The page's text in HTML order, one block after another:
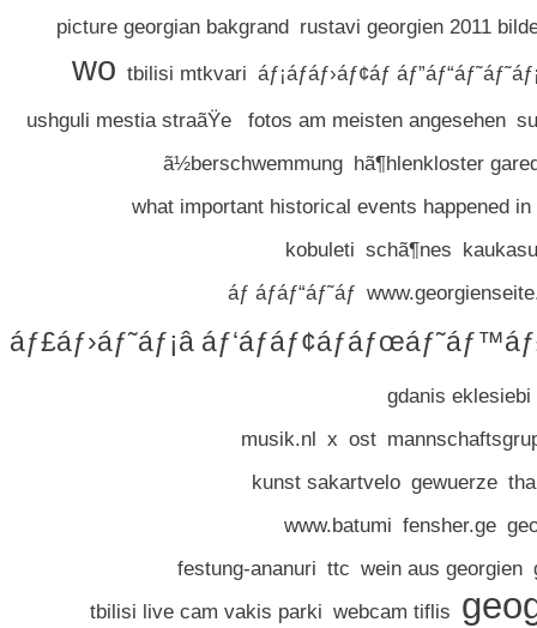
picture georgian bakgrand rustavi georgien 2011
wo tbilisi mtkvari áƒ¡áƒáƒ›áƒ¢áƒ
ushguli mestia straãŸe
fotos am meisten angesehen
ã½berschwemmung hã¶hlenkloster
what important historical events happened
kobuleti schã¶nes
áƒ áƒáƒ“áƒ˜áƒ
áƒ£áƒ›áƒ˜áƒ¡â
gdanis eklesiebi
musik.nl x ost
kunst sakartvelo gewuerze tha
www.batumi fensher.ge
festung-ananuri ttc wein aus georgien
tbilisi live cam vakis parki webcam tiflis